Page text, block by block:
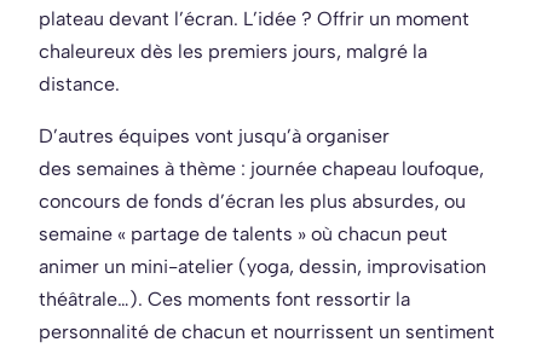
plateau devant l’écran. L’idée ? Offrir un moment
chaleureux dès les premiers jours, malgré la
distance.
D’autres équipes vont jusqu’à organiser
des semaines à thème : journée chapeau loufoque,
concours de fonds d’écran les plus absurdes, ou
semaine « partage de talents » où chacun peut
animer un mini-atelier (yoga, dessin, improvisation
théâtrale…). Ces moments font ressortir la
personnalité de chacun et nourrissent un sentiment